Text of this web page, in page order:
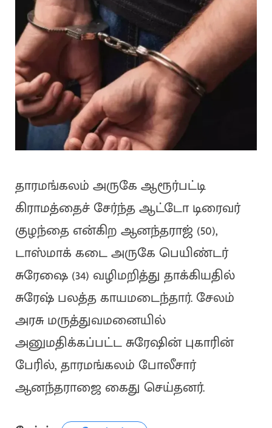
தாரமங்கலம் அருகே ஆரூர்பட்டி
கிராமத்தைச் சேர்ந்த ஆட்டோ டிரைவர்
குழந்தை என்கிற ஆனந்தராஜ் (50),
டாஸ்மாக் கடை அருகே பெயிண்டர்
சுரேஷை (34) வழிமறித்து தாக்கியதில்
சுரேஷ் பலத்த காயமடைந்தார். சேலம்
அரசு மருத்துவமனையில்
அனுமதிக்கப்பட்ட சுரேஷின் புகாரின்
பேரில், தாரமங்கலம் போலீசார்
ஆனந்தராஜை கைது செய்தனர்.